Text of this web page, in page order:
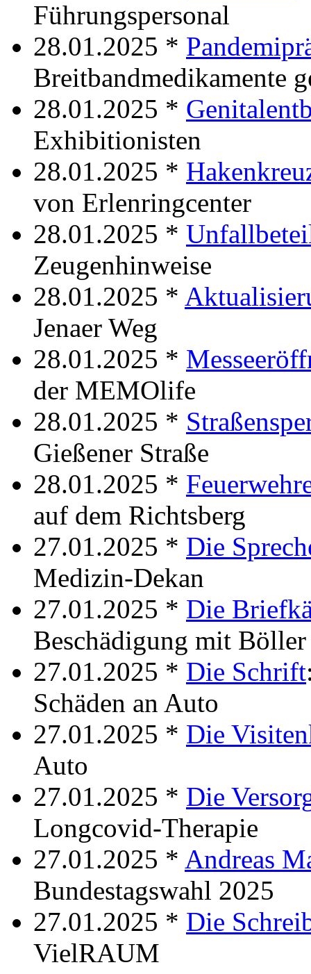
Führungspersonal
28.01.2025 *
Breitbandmedikamente
28.01.2025 *
Exhibitionisten
28.01.2025 *
von Erlenringcenter
28.01.2025 *
Zeugenhinweise
28.01.2025 *
Jenaer Weg
28.01.2025 *
der MEMOlife
28.01.2025 *
Gießener Straße
28.01.2025 *
auf dem Richtsberg
27.01.2025 * Die
Medizin-Dekan
27.01.2025 * Die
Beschädigung mit Böller
27.01.2025 * Die Schrift
Schäden an Auto
27.01.2025 * Die
Auto
27.01.2025 * Die
Longcovid-Therapie
27.01.2025 * Andreas
Bundestagswahl 2025
27.01.2025 * Die
VielRAUM